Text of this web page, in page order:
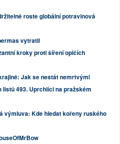
roste globální potravinová
vytratil
kroky proti šíření opičích
Jak se nestát nemrtvými
493. Uprchlíci na pražském
výmluva: Kde hledat kořeny ruského